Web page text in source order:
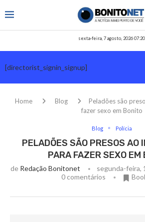
sexta-feira, 7 agosto, 2026 07:20
[directorist_signin_signup]
Home Blog
Peladões são
fazer sexo em Bonito
Blog Polícia
PELADÕES SÃO PRESOS AO
PARA FAZER SEXO EM
de Redação Bonitonet
segunda-feira,
0 comentários